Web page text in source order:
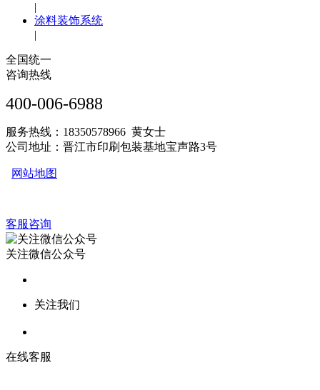
|
涂料装饰系统
|
全国统一
咨询热线
400-006-6988
服务热线：18350578966 黄女士
公司地址：晋江市印刷包装基地宝声路3号
网站地图
客服咨询
关注微信公众号
关注我们
在线客服